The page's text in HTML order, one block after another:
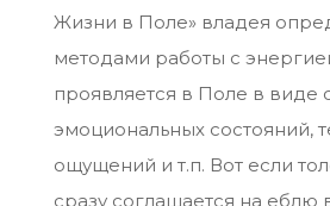
Жизни в Поле» владея
методами работы с
проявляется в Поле в виде
эмоциональных состояний,
ощущений и т.п. Вот если
сразу соглашается на еблю